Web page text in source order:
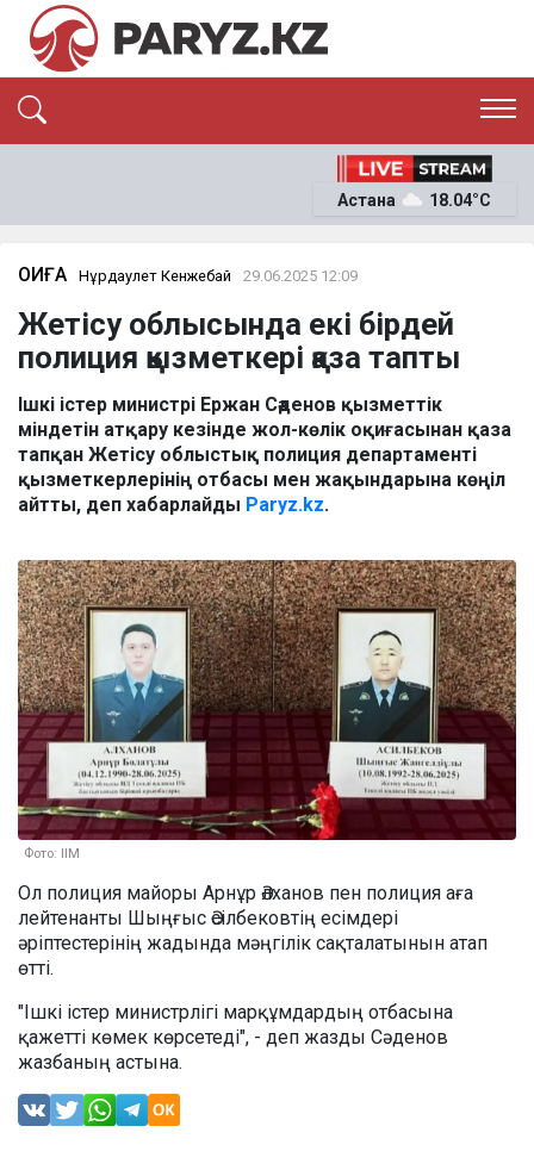
ЭКОНОМИКА
ОҚИҒА
News
Астана 18.04°C
ОҚИҒА Нұрдаулет Кенжебай 29.06.2025 12:09
Жетісу облысында екі бірдей
полиция қызметкері қаза тапты
Ішкі істер министрі Ержан Сәденов қызметтік
міндетін атқару кезінде жол-көлік оқиғасынан қаза
тапқан Жетісу облыстық полиция департаменті
қызметкерлерінің отбасы мен жақындарына көңіл
айтты, деп хабарлайды Paryz.kz.
Фото: ІІМ
Ол полиция майоры Арнұр Әлханов пен полиция аға
лейтенанты Шыңғыс Әсілбековтің есімдері
әріптестерінің жадында мәңгілік сақталатынын атап
өтті.
"Ішкі істер министрлігі марқұмдардың отбасына
қажетті көмек көрсетеді", - деп жазды Сәденов
жазбаның астына.